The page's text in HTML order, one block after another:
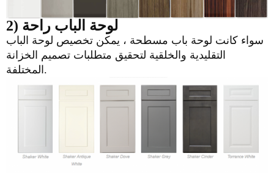
2) لوحة الباب راحة
سواء كانت لوحة باب مسطحة ، يمكن تخصيص لوحة الباب
التقليدية والخلقية لتحقيق متطلبات تصميم الخزانة
المختلفة.